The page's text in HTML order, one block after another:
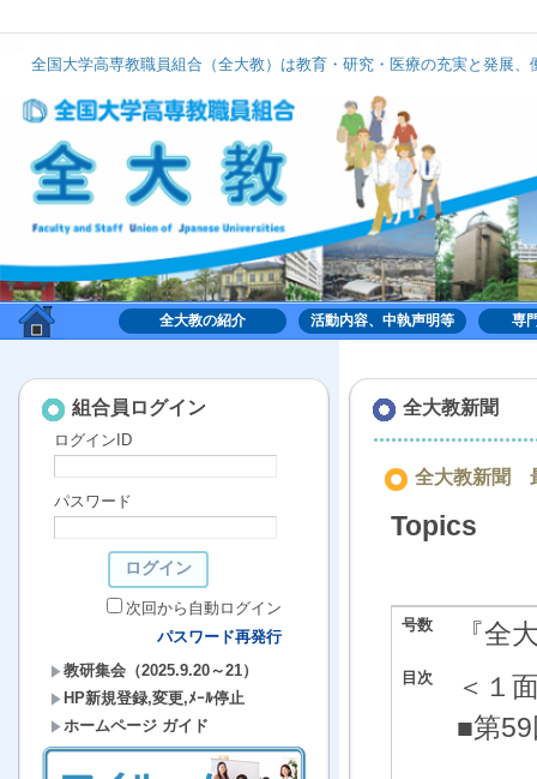
全国大学高専教職員組合（全大教）は教育・研究・医療の充実と発展、
全大教の紹介 活動内容、中執声明等 専
組合員ログイン
ログインID
パスワード
次回から自動ログイン
パスワード再発行
教研集会（2025.9.20～21）
HP新規登録,変更,ﾒｰﾙ停止
ホームページ ガイド
全大教新聞
全大教新聞
Topics
号数 『全
目次
＜１
■第